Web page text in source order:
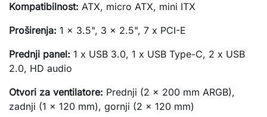
Kompatibilnost: ATX, micro ATX, mini ITX
Proširenja: 1 x 3.5", 3 x 2.5", 7 x PCI-E
Prednji panel: 1 x USB 3.0, 1 x USB Type-C, 2 x USB
2.0, HD audio
Otvori za ventilatore: Prednji (2 x 200 mm ARGB),
zadnji (1 x 120 mm), gornji (2 x 120 mm)